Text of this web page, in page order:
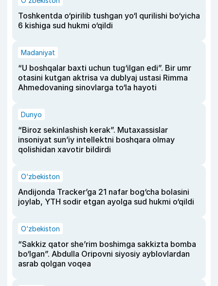
Toshkentda o‘pirilib tushgan yo‘l qurilishi bo‘yicha
6 kishiga sud hukmi o‘qildi
Madaniyat
“U boshqalar baxti uchun tug‘ilgan edi”. Bir umr
otasini kutgan aktrisa va dublyaj ustasi Rimma
Ahmedovaning sinovlarga to‘la hayoti
Dunyo
“Biroz sekinlashish kerak”. Mutaxassislar
insoniyat sun’iy intellektni boshqara olmay
qolishidan xavotir bildirdi
O‘zbekiston
Andijonda Tracker’ga 21 nafar bog‘cha bolasini
joylab, YTH sodir etgan ayolga sud hukmi o‘qildi
O‘zbekiston
“Sakkiz qator she’rim boshimga sakkizta bomba
bo‘lgan”. Abdulla Oripovni siyosiy ayblovlardan
asrab qolgan voqea